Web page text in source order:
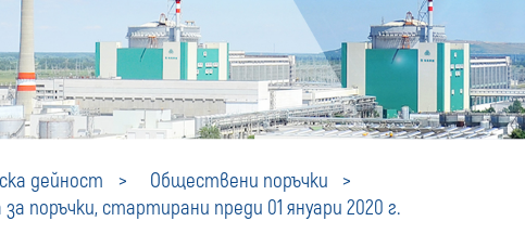
дейност
Обществени поръчки
поръчки, стартирани преди 01 януари 2020 г.